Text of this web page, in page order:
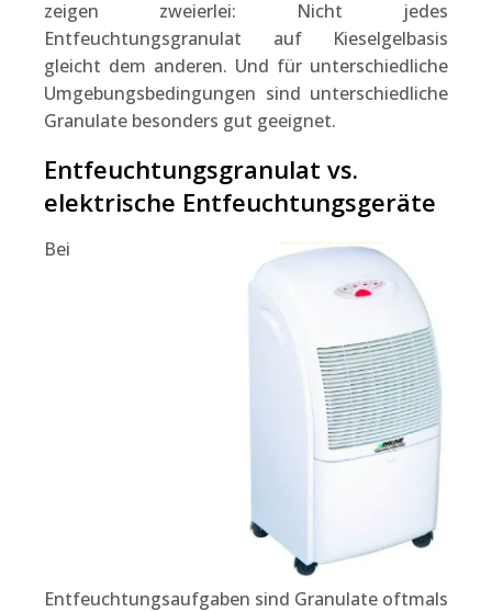
zeigen zweierlei: Nicht jedes
Entfeuchtungsgranulat auf Kieselgelbasis
gleicht dem anderen. Und für unterschiedliche
Umgebungsbedingungen sind unterschiedliche
Granulate besonders gut geeignet.
Entfeuchtungsgranulat vs.
elektrische Entfeuchtungsgeräte
Bei
Entfeuchtungsaufgaben sind Granulate oftmals